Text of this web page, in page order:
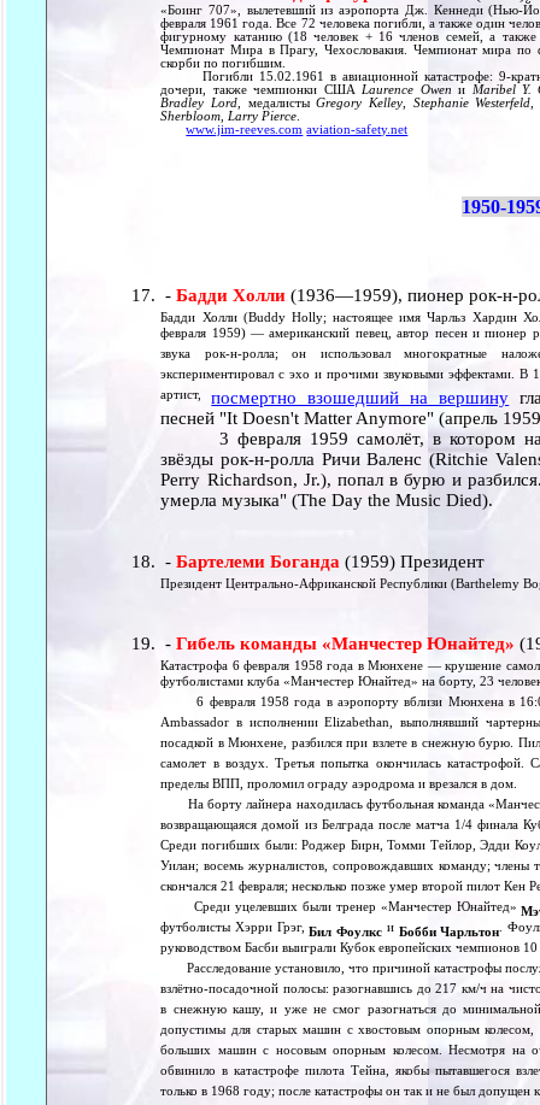
«Боинг 707», вылетевший из аэропорта Дж. Кеннеди (Нью-
февраля 1961 года. Все 72 человека погибли, а также один
фигурному катанию (18 человек + 16 членов семей, а также
Чемпионат Мира в Прагу, Чехословакия. Чемпионат мира
скорби по погибшим.
Погибли 15.02.1961 в авиационной катастрофе: 9-
дочери, также чемпионки США Laurence Owen и
Maribel Y.
Bradley Lord , медалистыGregory Kelley Stephanie Westerfeld
Sherbloom, Larry Pierce
www.jim-reeves.com aviation-safety.net
1950-
-Бадди Холли (1936—1959), пионер рок-н-
Бадди Холли (Buddy Holly; настоящее имя Чарльз Хардин
февраля 1959) — американский певец, автор песен и пионер
звука рок-н-ролла; он использовал многократные
экспериментировал с эхо и прочими звуковыми эффектами.
артист,посмертно взошедший на вершину
песней "It Doesn't Matter Anymore" (апрель
3 февраля 1959 самолёт, в котором
звёзды рок-н-ролла Ричи Валенс (Ritchie
Perry Richardson, Jr.), попал в бурю и
умерла музыка" (The Day the Music Died).
-Бартелеми Боганда(1959) Президент
Президент Центрально-Африканской Республики (Barthelemy
-Гибель команды «Манчестер Юнайтед»
Катастрофа 6 февраля 1958 года в Мюнхене — крушение
футболистами клуба «Манчестер Юнайтед» на борту, 23
6 февраля 1958 года в аэропорту вблизи Мюнхена в
Ambassador в исполнении Elizabethan, выполнявший
посадкой в Мюнхене, разбился при взлете в снежную бурю.
самолет в воздух. Третья попытка окончилась катастрофой.
пределы ВПП, проломил ограду аэродрома и врезался в дом.
На борту лайнера находилась футбольная команда
возвращающаяся домой из Белграда после матча 1/4 финала
Cреди погибших были: Роджер Бирн, Томми Тейлор, Эдди
Уилан; восемь журналистов, сопровождавших команду;
скончался 21 февраля; несколько позже умер второй пилот Кен
Среди уцелевших были тренер «Манчестер Юнайтед»
футболисты Хэрри Грэг,Бил Фоулкс и Бобби Чарльтон.
руководством Басби выиграли Кубок европейских чемпионов
Расследование установило, что причиной катастрофы
взлётно-посадочной полосы: разогнавшись до 217 км/ч на
в снежную кашу, и уже не смог разогнаться до
допустимы для старых машин с хвостовым опорным колесом,
больших машин с носовым опорным колесом. Несмотря на
обвинило в катастрофе пилота Тейна, якобы пытавшегося
только в 1968 году; после катастрофы он так и не был допущен